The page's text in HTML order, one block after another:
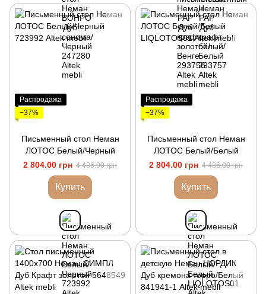
Распродажа
−37%
Письменный стол Неман
ЛОТОС Белый/Черный
2 804.00 грн 4 486.00 грн
Купить
Распродажа
−37%
Письменный стол Неман
ЛОТОС Белый/Белый
2 804.00 грн 4 486.00 грн
Купить